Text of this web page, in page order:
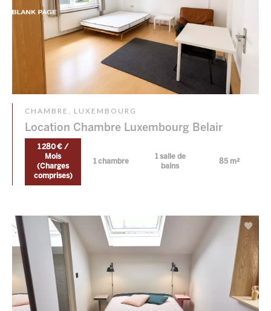
CHAMBRE, LUXEMBOURG
Location Chambre Luxembourg Belair
1 280 € /
Mois
(Charges
comprises)
1 chambre
1 salle de
bains
85 m²